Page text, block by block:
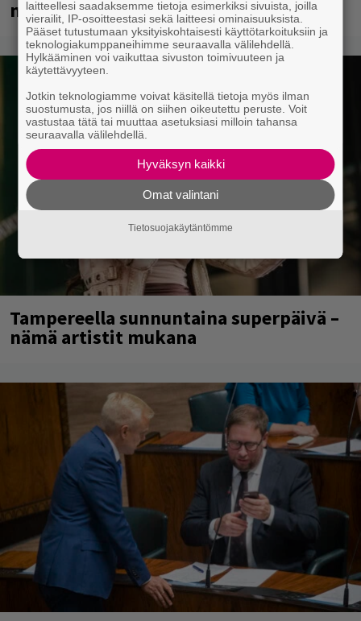
myös metalliklassikot-konsertti
Tampereella sunnuntaina superpäivä –
nämä artistit mukana
laitteellesi saadaksemme tietoja esimerkiksi sivuista, joilla
vierailit, IP-osoitteestasi sekä laitteesi ominaisuuksista.
Pääset tutustumaan yksityiskohtaisesti käyttötarkoituksiin ja
teknologiakumppaneihimme seuraavalla välilehdellä.
Hylkääminen voi vaikuttaa sivuston toimivuuteen ja
käytettävyyteen.
Jotkin teknologiamme voivat käsitellä tietoja myös ilman
suostumusta, jos niillä on siihen oikeutettu peruste. Voit
vastustaa tätä tai muuttaa asetuksiasi milloin tahansa
seuraavalla välilehdellä.
Hyväksyn kaikki
Omat valintani
Tietosuojakäytäntömme